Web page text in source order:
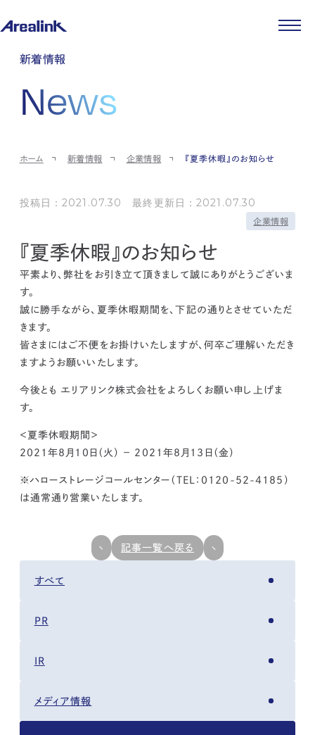
企業情報
企業理念
会社概要
コーポレートガバナンス
ストレージ事業
パートナー制度
土地権利整備事業
IR情報
IRカレンダー
IRポリシー
ストレージ室数実績
個人投資家の皆様へ
よくある質問・用語集
免責事項
ニュース
商品情報
先輩社員インタビュー
採用エントリー
asul
カスタマーハラスメントポリ
シー
プライバシーポリシー
©2025 AREALINK.
新着情報
News
ホーム 新着情報 企業情報 『夏季休暇』のお知らせ
すべて
PR
IR
メディア情報
投稿日：2021.07.30 最終更新日：2021.07.30
企業情報
『夏季休暇』のお知らせ
平素より、弊社をお引き立て頂きまして誠にありがとうございま
す。
誠に勝手ながら、夏季休暇期間を、下記の通りとさせていただ
きます。
皆さまにはご不便をお掛けいたしますが、何卒ご理解いただき
ますようお願いいたします。
今後とも エリアリンク株式会社をよろしくお願い申し上げま
す。
＜夏季休暇期間＞
2021年8月10日（火） − 2021年8月13日（金）
※ハローストレージコールセンター（TEL：0120-52-4185）
は通常通り営業いたします。
記事一覧へ戻る